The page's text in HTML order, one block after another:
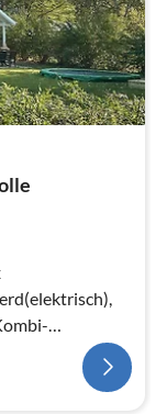
99L)